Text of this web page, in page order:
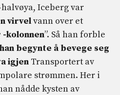
Iceberg var
virvelvann over et
-kolonnen”. Så han forble
begynte å bevege seg
igjen Transportert av
strømmen. Her i
nådde kysten av